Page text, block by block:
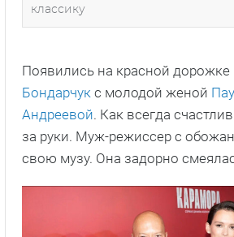
классику
Появились на красной дорожке
Бондарчук с молодой женой
Андреевой. Как всегда
за руки. Муж-режиссер с
свою музу. Она задорно